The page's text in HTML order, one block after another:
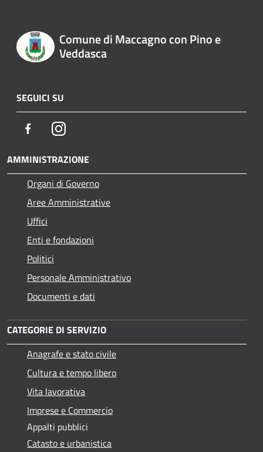
Comune di Maccagno con Pino e
Veddasca
SEGUICI SU
FacebookInstagram
AMMINISTRAZIONE
Organi di Governo
Aree Amministrative
Uffici
Enti e fondazioni
Politici
Personale Amministrativo
Documenti e dati
CATEGORIE DI SERVIZIO
Anagrafe e stato civile
Cultura e tempo libero
Vita lavorativa
Imprese e Commercio
Appalti pubblici
Catasto e urbanistica